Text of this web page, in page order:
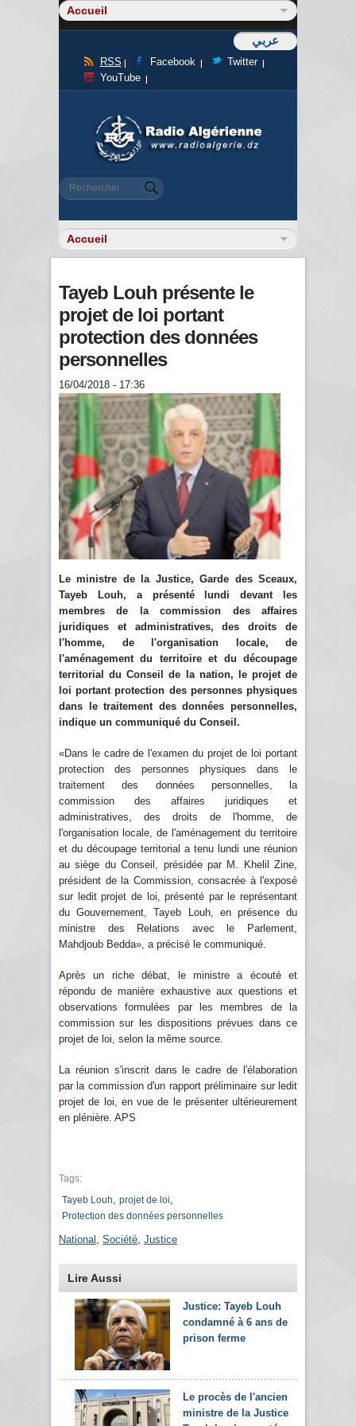
عربي
RSS Facebook
Twitter
YouTube
Formulaire de recherche
Rechercher
Tayeb Louh présente le
projet de loi portant
protection des données
personnelles
16/04/2018 - 17:36
Le ministre de la Justice, Garde des Sceaux,
Tayeb Louh, a présenté lundi devant les
membres de la commission des affaires
juridiques et administratives, des droits de
l'homme, de l'organisation locale, de
l'aménagement du territoire et du découpage
territorial du Conseil de la nation, le projet de
loi portant protection des personnes physiques
dans le traitement des données personnelles,
indique un communiqué du Conseil.
«Dans le cadre de l'examen du projet de loi portant
protection des personnes physiques dans le
traitement des données personnelles, la
commission des affaires juridiques et
administratives, des droits de l'homme, de
l'organisation locale, de l'aménagement du territoire
et du découpage territorial a tenu lundi une réunion
au siège du Conseil, présidée par M. Khelil Zine,
président de la Commission, consacrée à l'exposé
sur ledit projet de loi, présenté par le représentant
du Gouvernement, Tayeb Louh, en présence du
ministre des Relations avec le Parlement,
Mahdjoub Bedda», a précisé le communiqué.
Après un riche débat, le ministre a écouté et
répondu de manière exhaustive aux questions et
observations formulées par les membres de la
commission sur les dispositions prévues dans ce
projet de loi, selon la même source.
La réunion s'inscrit dans le cadre de l'élaboration
par la commission d'un rapport préliminaire sur ledit
projet de loi, en vue de le présenter ultérieurement
en plénière. APS
Tags:
Tayeb Louh
projet de loi
Protection des données personnelles
National Société Justice
Lire Aussi
Justice: Tayeb Louh
condamné à 6 ans de
prison ferme
Le procès de l'ancien
ministre de la Justice